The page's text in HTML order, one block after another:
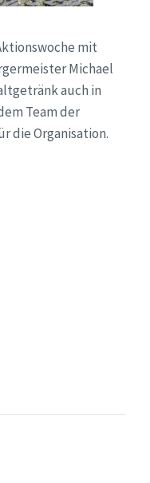
mit
Michael
auch in
Team der
die Organisation.